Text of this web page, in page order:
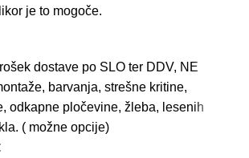
je to mogoče.
dostave po SLO ter DDV, NE
barvanja, strešne kritine,
odkapne pločevine, žleba, lesenih
( možne opcije)